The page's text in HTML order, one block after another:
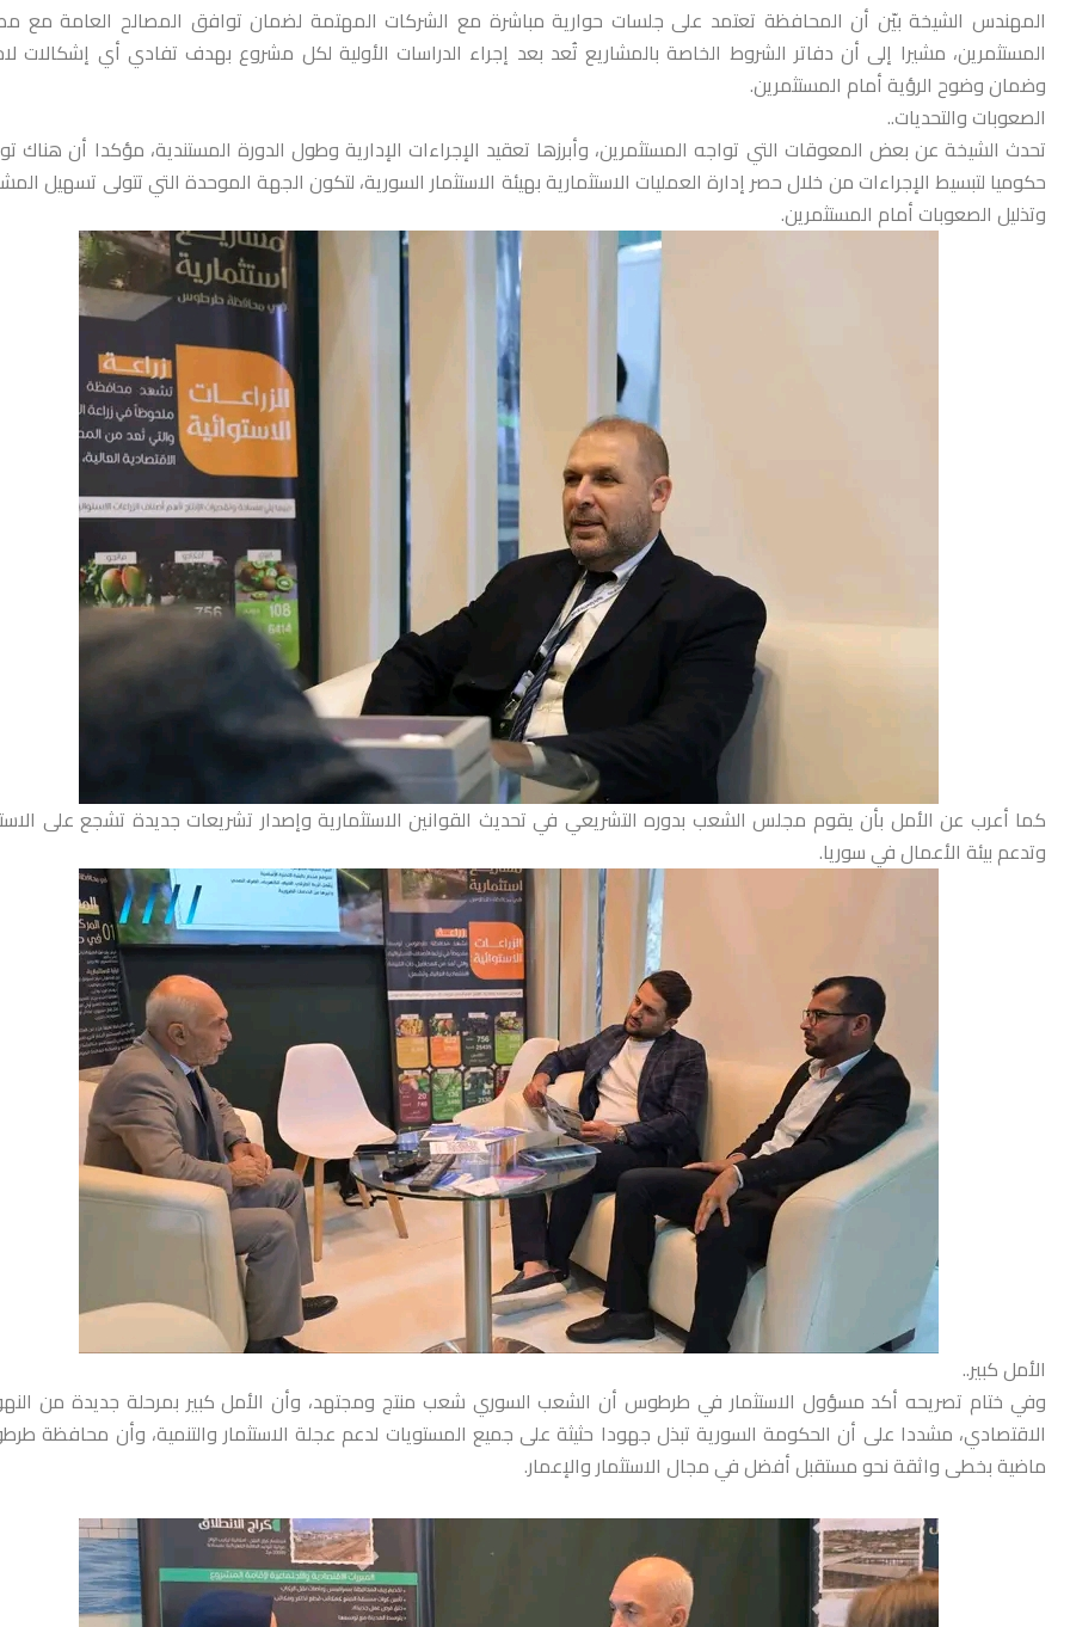
المهندس الشيخة بيّن أن المحافظة تعتمد على جلسات حوارية مباشرة مع الشركات المهتمة لضمان توافق المصالح العامة مع
المستثمرين، مشيرا إلى أن دفاتر الشروط الخاصة بالمشاريع تُعد بعد إجراء الدراسات الأولية لكل مشروع بهدف تفادي أي إشكالات
وضمان وضوح الرؤية أمام المستثمرين.
الصعوبات والتحديات..
تحدث الشيخة عن بعض المعوقات التي تواجه المستثمرين، وأبرزها تعقيد الإجراءات الإدارية وطول الدورة المستندية، مؤكدا أن هناك
حكوميا لتبسيط الإجراءات من خلال حصر إدارة العمليات الاستثمارية بهيئة الاستثمار السورية، لتكون الجهة الموحدة التي تتولى تسهيل
وتذليل الصعوبات أمام المستثمرين.
كما أعرب عن الأمل بأن يقوم مجلس الشعب بدوره التشريعي في تحديث القوانين الاستثمارية وإصدار تشريعات جديدة تشجع على
وتدعم بيئة الأعمال في سوريا.
الأمل كبير..
وفي ختام تصريحه أكد مسؤول الاستثمار في طرطوس أن الشعب السوري شعب منتج ومجتهد، وأن الأمل كبير بمرحلة جديدة من
الاقتصادي، مشددا على أن الحكومة السورية تبذل جهودا حثيثة على جميع المستويات لدعم عجلة الاستثمار والتنمية، وأن محافظة
ماضية بخطى واثقة نحو مستقبل أفضل في مجال الاستثمار والإعمار.